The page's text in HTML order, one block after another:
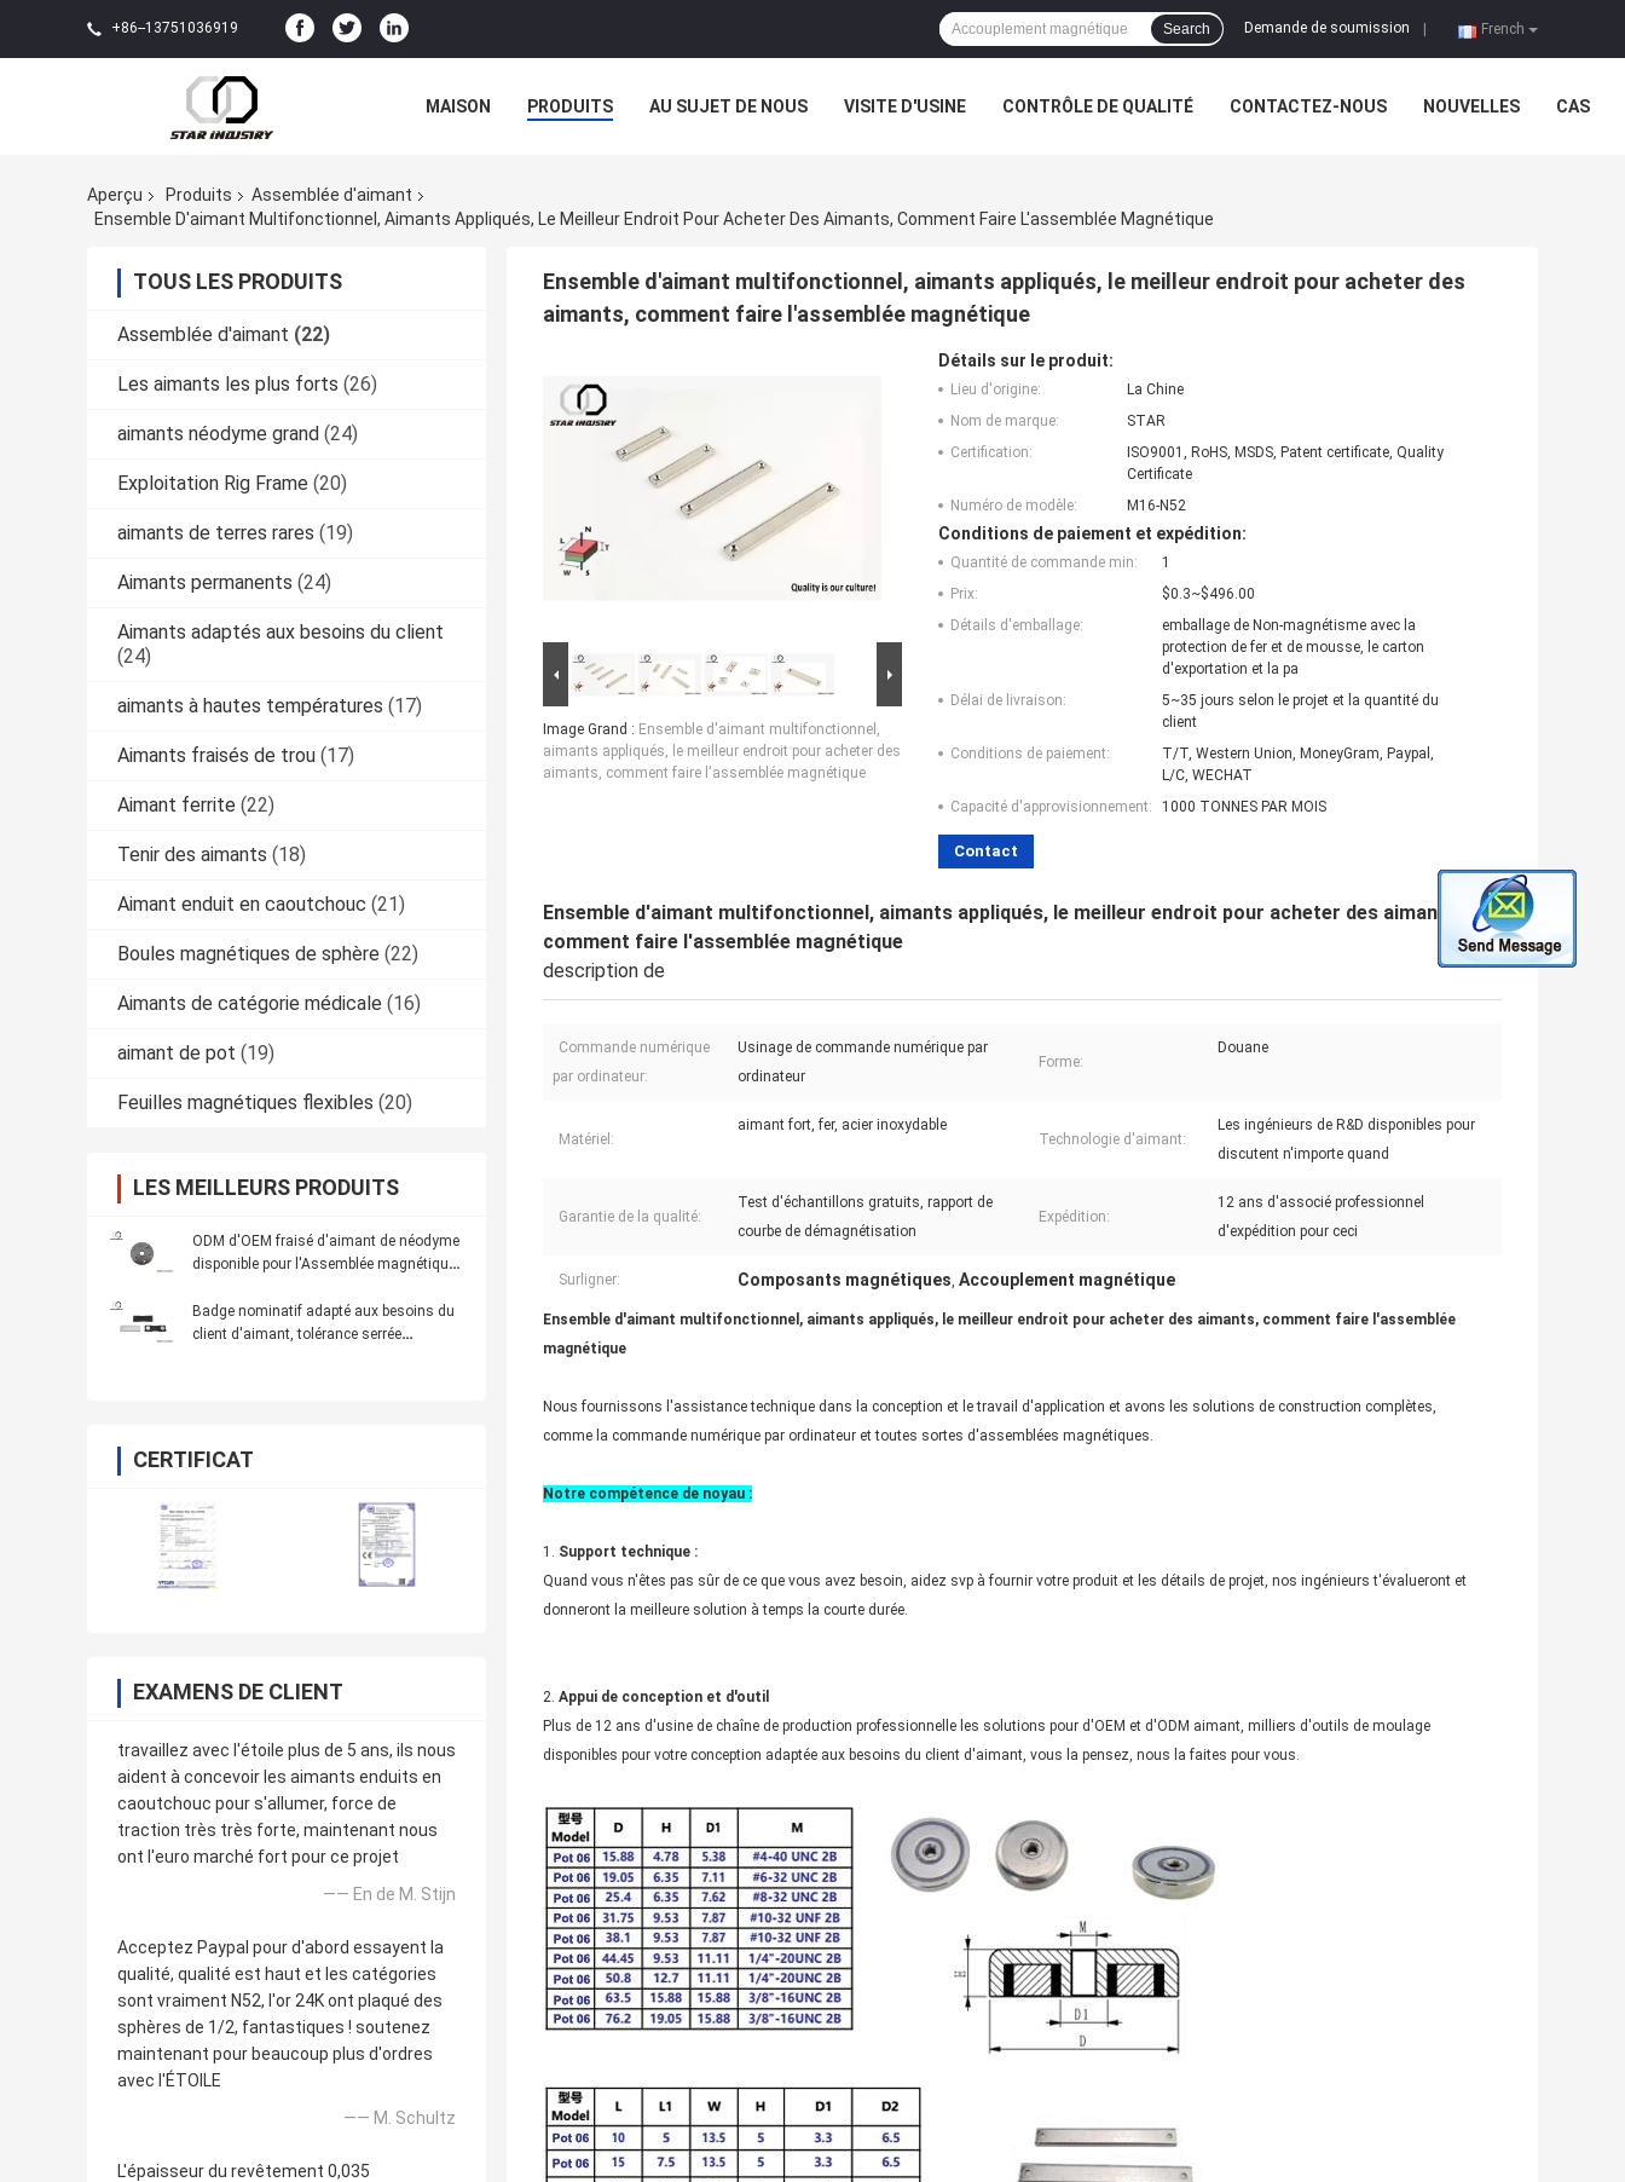
+86--13751036919 French
Demande de soumission
Search
MAISON PRODUITS AU SUJET DE NOUS VISITE D'USINE CONTRÔLE DE QUALITÉ CONTACTEZ-NOUS NOUVELLES CAS
Aperçu Produits
Assemblée d'aimant
Ensemble D'aimant Multifonctionnel, Aimants Appliqués, Le Meilleur Endroit Pour Acheter Des Aimants, Comment Faire L'assemblée Magnétique
TOUS LES PRODUITS
Assemblée d'aimant (22)
Les aimants les plus forts (26)
aimants néodyme grand (24)
Exploitation Rig Frame (20)
aimants de terres rares (19)
Aimants permanents (24)
Aimants adaptés aux besoins du client
(24)
aimants à hautes températures (17)
Aimants fraisés de trou (17)
Aimant ferrite (22)
Tenir des aimants (18)
Aimant enduit en caoutchouc (21)
Boules magnétiques de sphère (22)
Aimants de catégorie médicale (16)
aimant de pot (19)
Feuilles magnétiques flexibles (20)
LES MEILLEURS PRODUITS
ODM d'OEM fraisé d'aimant de néodyme
disponible pour l'Assemblée magnétique
Badge nominatif adapté aux besoins du
client d'aimant, tolérance serrée
CERTIFICAT
EXAMENS DE CLIENT
travaillez avec l'étoile plus de 5 ans, ils nous
aident à concevoir les aimants enduits en
caoutchouc pour s'allumer, force de
traction très très forte, maintenant nous
ont l'euro marché fort pour ce projet
—— En de M. Stijn
Acceptez Paypal pour d'abord essayent la
qualité, qualité est haut et les catégories
sont vraiment N52, l'or 24K ont plaqué des
sphères de 1/2, fantastiques ! soutenez
maintenant pour beaucoup plus d'ordres
avec l'ÉTOILE
—— M. Schultz
L'épaisseur du revêtement 0,035
Ensemble d'aimant multifonctionnel, aimants appliqués, le meilleur endroit pour acheter des
aimants, comment faire l'assemblée magnétique
Image Grand : Ensemble d'aimant multifonctionnel,
aimants appliqués, le meilleur endroit pour acheter des
aimants, comment faire l'assemblée magnétique
Détails sur le produit:
Lieu d'origine:
La Chine
Nom de marque:
STAR
Certification:
ISO9001, RoHS, MSDS, Patent certificate, Quality
Certificate
Numéro de modèle:
M16-N52
Conditions de paiement et expédition:
Quantité de commande min:
1
Prix:
$0.3~$496.00
Détails d'emballage:
emballage de Non-magnétisme avec la
protection de fer et de mousse, le carton
d'exportation et la pa
Délai de livraison:
5~35 jours selon le projet et la quantité du
client
Conditions de paiement:
T/T, Western Union, MoneyGram, Paypal,
L/C, WECHAT
Capacité d'approvisionnement:
1000 TONNES PAR MOIS
Contact
Ensemble d'aimant multifonctionnel, aimants appliqués, le meilleur endroit pour acheter des aimants,
comment faire l'assemblée magnétique
description de
Commande numérique
par ordinateur:
Usinage de commande numérique par
ordinateur
Forme:
Douane
Matériel:
aimant fort, fer, acier inoxydable
Technologie d'aimant:
Les ingénieurs de R&D disponibles pour
discutent n'importe quand
Garantie de la qualité:
Test d'échantillons gratuits, rapport de
courbe de démagnétisation
Expédition:
12 ans d'associé professionnel
d'expédition pour ceci
Surligner: Composants magnétiques Accouplement magnétique
Ensemble d'aimant multifonctionnel, aimants appliqués, le meilleur endroit pour acheter des aimants, comment faire l'assemblée
magnétique
Nous fournissons l'assistance technique dans la conception et le travail d'application et avons les solutions de construction complètes,
comme la commande numérique par ordinateur et toutes sortes d'assemblées magnétiques.
Notre compétence de noyau :
1. Support technique :
Quand vous n'êtes pas sûr de ce que vous avez besoin, aidez svp à fournir votre produit et les détails de projet, nos ingénieurs t'évalueront et
donneront la meilleure solution à temps la courte durée.
2. Appui de conception et d'outil
Plus de 12 ans d'usine de chaîne de production professionnelle les solutions pour d'OEM et d'ODM aimant, milliers d'outils de moulage
disponibles pour votre conception adaptée aux besoins du client d'aimant, vous la pensez, nous la faites pour vous.